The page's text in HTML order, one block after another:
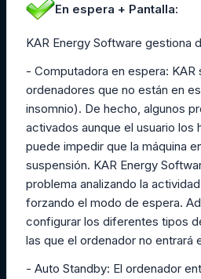
En espera + Pantalla:
KAR Energy Software gestiona
- Computadora en espera: KAR
ordenadores que no están en
insomnio). De hecho, algunos
activados aunque el usuario los
puede impedir que la máquina
suspensión. KAR Energy
problema analizando la
forzando el modo de espera.
configurar los diferentes tipos
las que el ordenador no entrará
- Auto Standby: El ordenador